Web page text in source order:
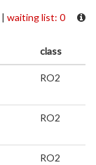
| waiting list: 0
class
RO2
RO2
RO2